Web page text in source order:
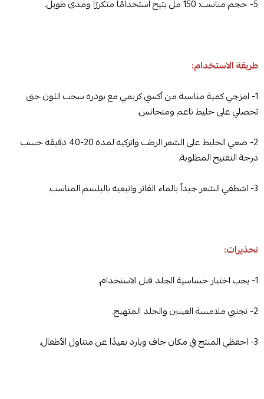
5- حجم مناسب: 150 مل يتيح استخدامًا متكررًا ومدى طويل.
طريقة الاستخدام:
1- امزجي كمية مناسبة من أكسي كريمي مع بودرة سحب اللون حتى
تحصلي على خليط ناعم ومتجانس.
2- ضعي الخليط على الشعر الرطب واتركيه لمدة 20-40 دقيقة حسب
درجة التفتيح المطلوبة.
3- اشطفي الشعر جيداً بالماء الفاتر واتبعيه بالبلسم المناسب.
تحذيرات:
1- يجب اختبار حساسية الجلد قبل الاستخدام.
2- تجنبي ملامسة العينين والجلد المتهيج.
3- احفظي المنتج في مكان جاف وبارد بعيدًا عن متناول الأطفال.